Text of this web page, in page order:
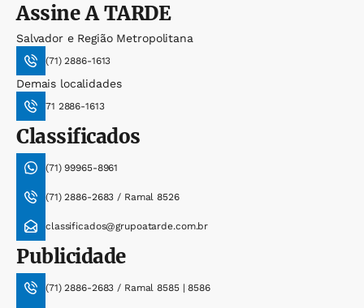
AssineA TARDE
Salvador e Região Metropolitana
(71) 2886-1613
Demais localidades
71 2886-1613
Classificados
(71) 99965-8961
(71) 2886-2683 / Ramal 8526
classificados@grupoatarde.com.br
Publicidade
(71) 2886-2683 / Ramal 8585 | 8586